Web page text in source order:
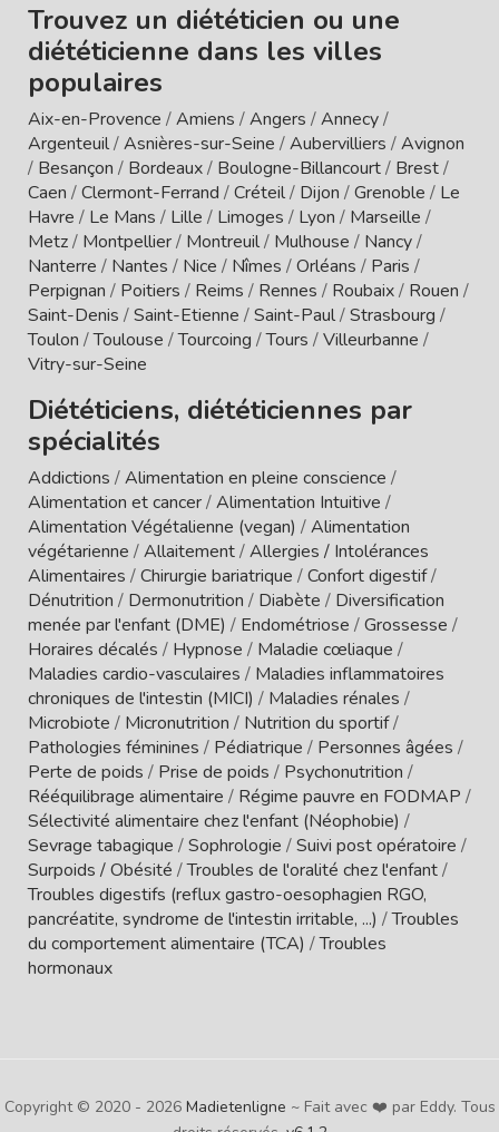
Trouvez un diététicien ou une
diététicienne dans les villes
populaires
Aix-en-Provence /Amiens /Angers /Annecy/
Argenteuil/Asnières-sur-Seine /Aubervilliers /Avignon
/ Besançon / Bordeaux/ Boulogne-Billancourt/ Brest/
Caen /Clermont-Ferrand /Créteil/ Dijon /Grenoble / Le
Havre / Le Mans / Lille / Limoges / Lyon / Marseille /
Metz/ Montpellier/ Montreuil/ Mulhouse / Nancy/
Nanterre / Nantes / Nice / Nîmes /Orléans / Paris /
Perpignan / Poitiers / Reims / Rennes / Roubaix/ Rouen /
Saint-Denis /Saint-Etienne /Saint-Paul/Strasbourg /
Toulon /Toulouse /Tourcoing /Tours /Villeurbanne /
Vitry-sur-Seine
Diététiciens, diététiciennes par
spécialités
Addictions /Alimentation en pleine conscience /
Alimentation et cancer/Alimentation Intuitive /
Alimentation Végétalienne (vegan) /Alimentation
végétarienne /Allaitement/Allergies / Intolérances
Alimentaires /Chirurgie bariatrique /Confort digestif/
Dénutrition / Dermonutrition / Diabète / Diversification
menée par l'enfant (DME) / Endométriose /Grossesse /
Horaires décalés / Hypnose / Maladie cœliaque /
Maladies cardio-vasculaires / Maladies inflammatoires
chroniques de l'intestin (MICI) / Maladies rénales /
Microbiote / Micronutrition / Nutrition du sportif/
Pathologies féminines / Pédiatrique / Personnes âgées /
Perte de poids / Prise de poids / Psychonutrition /
Rééquilibrage alimentaire / Régime pauvre en FODMAP /
Sélectivité alimentaire chez l'enfant (Néophobie) /
Sevrage tabagique /Sophrologie /Suivi post opératoire /
Surpoids / Obésité /Troubles de l'oralité chez l'enfant/
Troubles digestifs (reflux gastro-oesophagien RGO,
pancréatite, syndrome de l'intestin irritable, ...) /Troubles
du comportement alimentaire (TCA) /Troubles
hormonaux
Copyright © 2020 - 2026 Madietenligne ~ Fait avec ❤️ par Eddy. Tous